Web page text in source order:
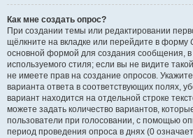
Как мне создать опрос?
При создании темы или редактировании
щёлкните на вкладке или перейдите в форму
основной формой для создания сообщения, в
используемого стиля; если вы не видите
не имеете прав на создание опросов.
варианта ответа в соответствующих полях,
вариант находится на отдельной строке
можете задать количество вариантов,
пользователи при голосовании, с помощью
период проведения опроса в днях (0